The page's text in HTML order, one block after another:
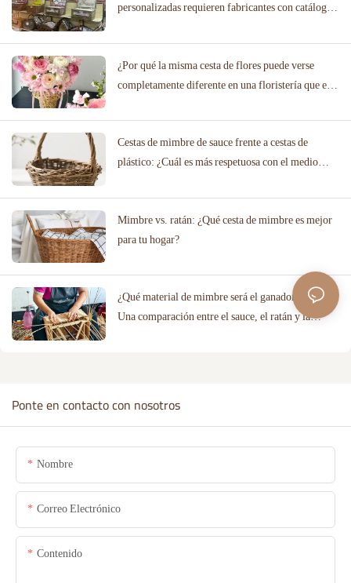
personalizadas requieren fabricantes con catálogos
¿Por qué la misma cesta de flores puede verse
completamente diferente en una floristería que en
Cestas de mimbre de sauce frente a cestas de
plástico: ¿Cuál es más respetuosa con el medio
Mimbre vs. ratán: ¿Qué cesta de mimbre es mejor
para tu hogar?
¿Qué material de mimbre será el ganador en 2026?
Una comparación entre el sauce, el ratán y la
Ponte en contacto con nosotros
Nombre
Correo Electrónico
Contenido